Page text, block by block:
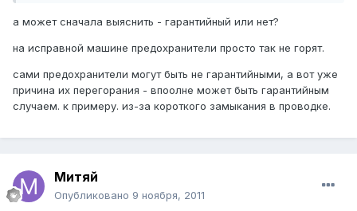
а может сначала выяснить - гарантийный или нет?
на исправной машине предохранители просто так не горят.
сами предохранители могут быть не гарантийными, а вот уже
причина их перегорания - впоолне может быть гарантийным
случаем. к примеру. из-за короткого замыкания в проводке.
Митяй
Опубликовано 9 ноября, 2011